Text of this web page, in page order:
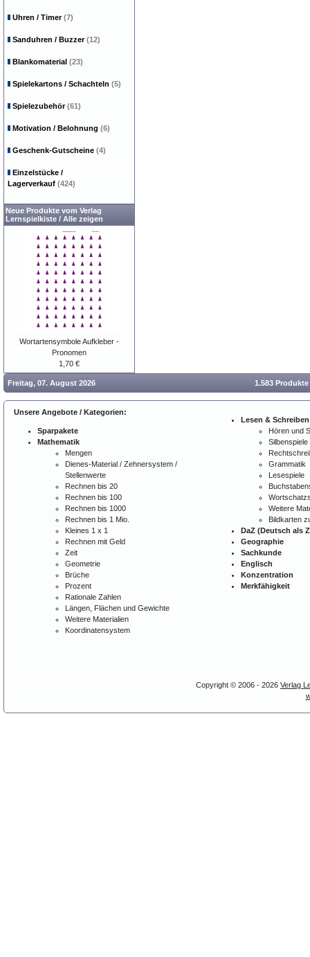
Uhren / Timer(7)
Sanduhren / Buzzer(12)
Blankomaterial (23)
Spielekartons / Schachteln (5)
Spielezubehör(61)
Motivation / Belohnung (6)
Geschenk-Gutscheine (4)
Einzelstücke /
Lagerverkauf (424)
Neue Produkte vom Verlag
Lernspielkiste / Alle zeigen
Wortartensymbole Aufkleber -
Pronomen
1,70 €
Freitag, 07. August 2026 1.583
Unsere Angebote / Kategorien:
Sparpakete
Mathematik
Mengen
Dienes-Material / Zehnersystem /
Stellenwerte
Rechnen bis 20
Rechnen bis 100
Rechnen bis 1000
Rechnen bis 1 Mio.
Kleines 1 x 1
Rechnen mit Geld
Zeit
Geometrie
Brüche
Prozent
Rationale Zahlen
Längen, Flächen und Gewichte
Weitere Materialien
Koordinatensystem
Lesen & Schreiben
Hören und
Silbenspiele
Grammatik
Lesespiele
Weitere
Bildkarten
DaZ (Deutsch als
Geographie
Sachkunde
Englisch
Konzentration
Merkfähigkeit
Copyright © 2006 - 2026 Verlag